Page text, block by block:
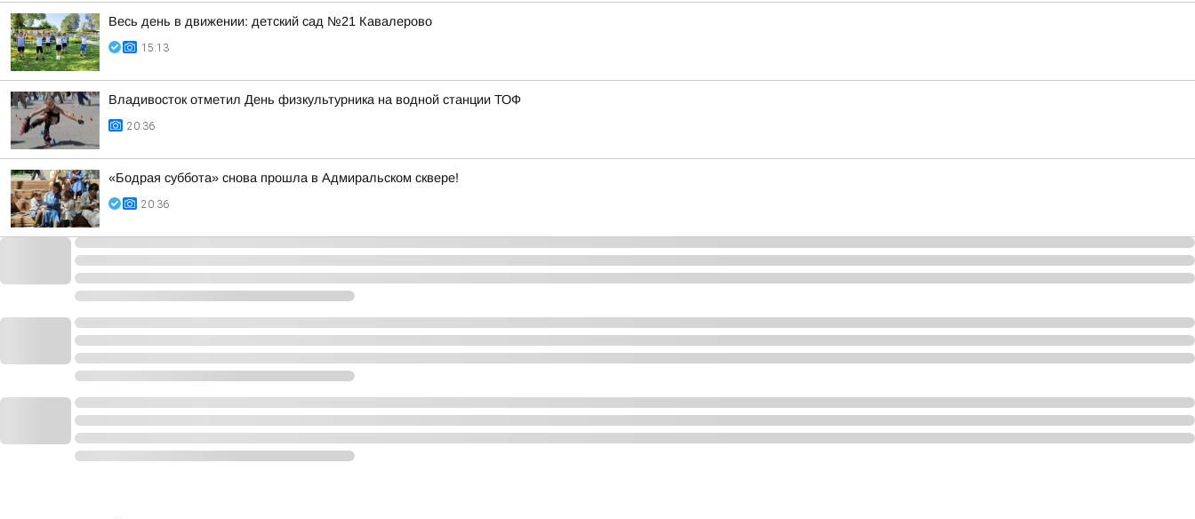
Весь день в движении: детский сад №21 Кавалерово
15:13
Владивосток отметил День физкультурника на водной станции ТОФ
20:36
«Бодрая суббота» снова прошла в Адмиральском сквере!
20:36